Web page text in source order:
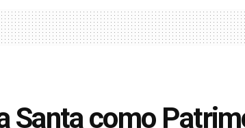
Santa como